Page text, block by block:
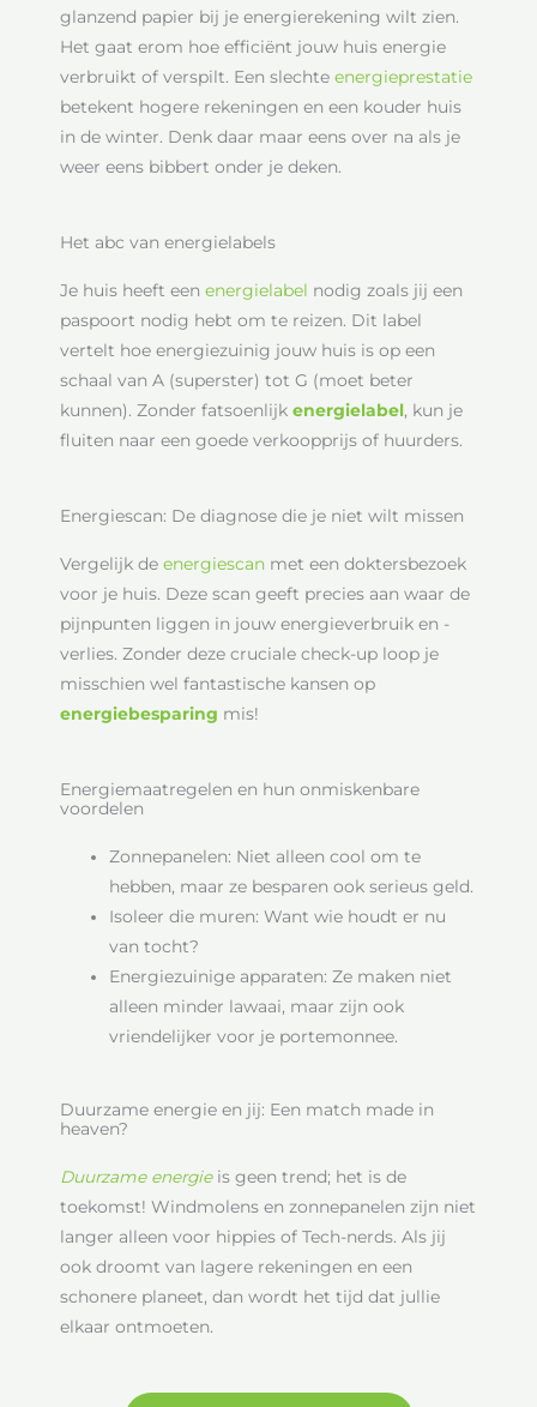
glanzend papier bij je energierekening wilt zien.
Het gaat erom hoe efficiënt jouw huis energie
verbruikt of verspilt. Een slechte energieprestatie
betekent hogere rekeningen en een kouder huis
in de winter. Denk daar maar eens over na als je
weer eens bibbert onder je deken.
Het abc van energielabels
Je huis heeft een energielabel nodig zoals jij een
paspoort nodig hebt om te reizen. Dit label
vertelt hoe energiezuinig jouw huis is op een
schaal van A (superster) tot G (moet beter
kunnen). Zonder fatsoenlijk energielabel, kun je
fluiten naar een goede verkoopprijs of huurders.
Energiescan: De diagnose die je niet wilt missen
Vergelijk de energiescan met een doktersbezoek
voor je huis. Deze scan geeft precies aan waar de
pijnpunten liggen in jouw energieverbruik en -
verlies. Zonder deze cruciale check-up loop je
misschien wel fantastische kansen op
energiebesparing mis!
Energiemaatregelen en hun onmiskenbare
voordelen
Zonnepanelen: Niet alleen cool om te
hebben, maar ze besparen ook serieus geld.
Isoleer die muren: Want wie houdt er nu
van tocht?
Energiezuinige apparaten: Ze maken niet
alleen minder lawaai, maar zijn ook
vriendelijker voor je portemonnee.
Duurzame energie en jij: Een match made in
heaven?
Duurzame energieis geen trend; het is de
toekomst! Windmolens en zonnepanelen zijn niet
langer alleen voor hippies of Tech-nerds. Als jij
ook droomt van lagere rekeningen en een
schonere planeet, dan wordt het tijd dat jullie
elkaar ontmoeten.